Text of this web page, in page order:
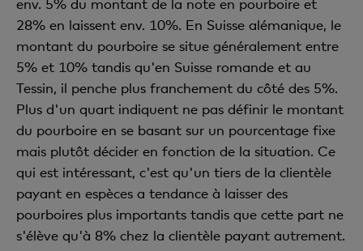
env. 5% du montant de la note en pourboire et
28% en laissent env. 10%. En Suisse alémanique, le
montant du pourboire se situe généralement entre
5% et 10% tandis qu'en Suisse romande et au
Tessin, il penche plus franchement du côté des 5%.
Plus d'un quart indiquent ne pas définir le montant
du pourboire en se basant sur un pourcentage fixe
mais plutôt décider en fonction de la situation. Ce
qui est intéressant, c'est qu'un tiers de la clientèle
payant en espèces a tendance à laisser des
pourboires plus importants tandis que cette part ne
s'élève qu'à 8% chez la clientèle payant autrement.